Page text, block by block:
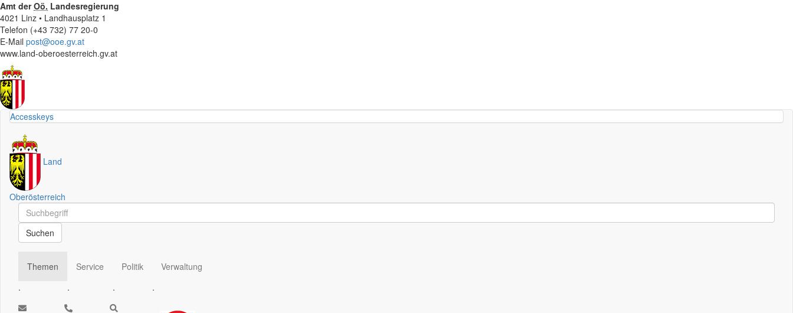
Amt derOö. Landesregierung
4021 Linz • Landhausplatz 1
Telefon (+43 732) 77 20-0
E-Mail post@ooe.gv.at
www.land-oberoesterreich.gv.at
Accesskeys
Land
Oberösterreich
Schnellsuche
Schnellsuche
Suchen
Themen
.
Service
.
Politik
.
Verwaltung
.